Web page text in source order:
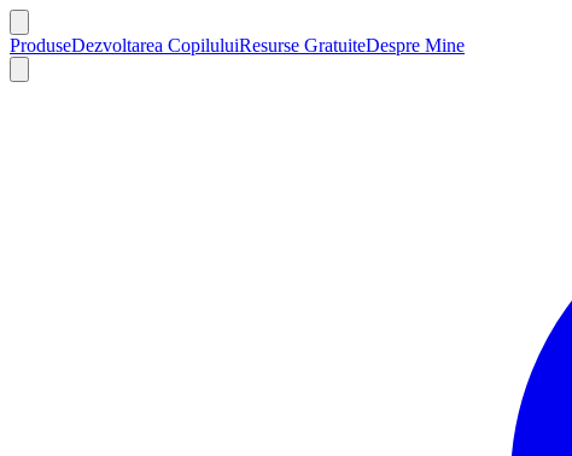
ProduseDezvoltarea CopiluluiResurse GratuiteDespre Mine